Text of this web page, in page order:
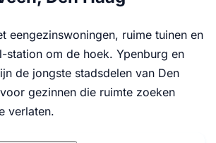
eengezinswoningen, ruime tuinen en
station om de hoek. Ypenburg en
de jongste stadsdelen van Den
gezinnen die ruimte zoeken
verlaten.